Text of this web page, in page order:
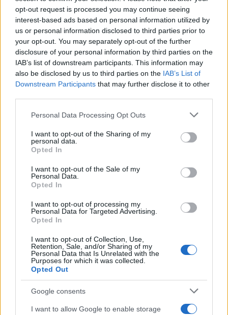
opt-out request is processed you may continue seeing
interest-based ads based on personal information utilized by
us or personal information disclosed to third parties prior to
your opt-out. You may separately opt-out of the further
disclosure of your personal information by third parties on the
IAB’s list of downstream participants. This information may
also be disclosed by us to third parties on the IAB’s List of
Downstream Participants that may further disclose it to other
Please note that this website/app uses one or more Google
not limited to your visit or usage behaviour. You may click to
grant or deny consent to Google and its third-party tags to
use your data for below specified purposes in below Google
consent section.
Personal Data Processing Opt Outs
I want to opt-out of the Sharing of my
personal data.
Opted In
I want to opt-out of the Sale of my
Personal Data.
Opted In
I want to opt-out of processing my
Personal Data for Targeted Advertising.
Opted In
I want to opt-out of Collection, Use,
Retention, Sale, and/or Sharing of my
Personal Data that Is Unrelated with the
Purposes for which it was collected.
Opted Out
Google consents
I want to allow Google to enable storage
Continua a leggere
NERD NEWS